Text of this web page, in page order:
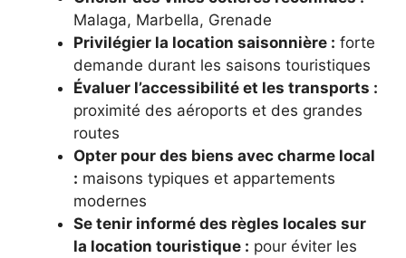
Malaga, Marbella, Grenade
Privilégier la location saisonnière : forte
demande durant les saisons touristiques
Évaluer l’accessibilité et les transports :
proximité des aéroports et des grandes
routes
Opter pour des biens avec charme local
: maisons typiques et appartements
modernes
Se tenir informé des règles locales sur
la location touristique : pour éviter les